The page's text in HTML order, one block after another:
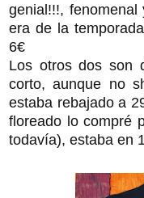
genial!!!,
era de la
6€
Los otros dos son
corto, aunque no
estaba rebajado a
floreado lo compré
todavía), estaba en